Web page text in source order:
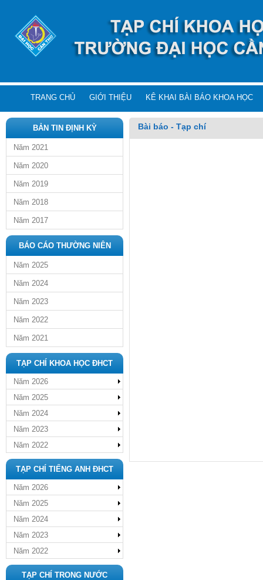
TRANG CHỦ GIỚI THIỆU KÊ KHAI BÀI BÁO KHOA HỌC
BẢN TIN ĐỊNH KỲ
Năm 2021
Năm 2020
Năm 2019
Năm 2018
Năm 2017
BÁO CÁO THƯỜNG NIÊN
Năm 2025
Năm 2024
Năm 2023
Năm 2022
Năm 2021
TẠP CHÍ KHOA HỌC ĐHCT
Năm 2026
Năm 2025
Năm 2024
Năm 2023
Năm 2022
TẠP CHÍ TIẾNG ANH ĐHCT
Năm 2026
Năm 2025
Năm 2024
Năm 2023
Năm 2022
TẠP CHÍ TRONG NƯỚC
Bài báo - Tạp chí